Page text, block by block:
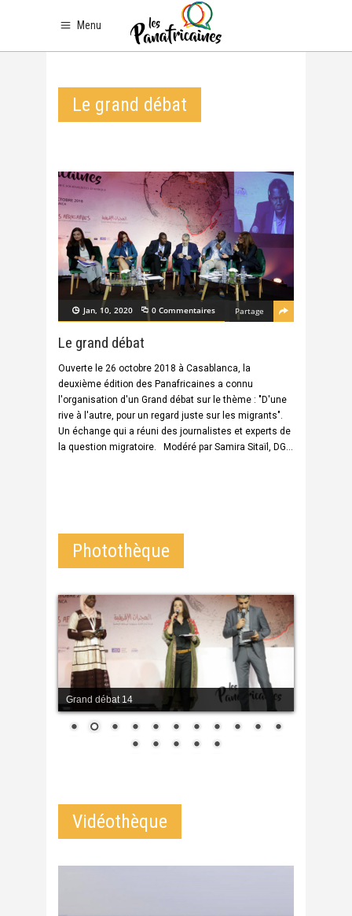
Menu
Le grand débat
Jan, 10, 2020 0 Commentaires Partage
Le grand débat
Ouverte le 26 octobre 2018 à Casablanca, la
deuxième édition des Panafricaines a connu
l'organisation d'un Grand débat sur le thème : "D'une
rive à l'autre, pour un regard juste sur les migrants".
Un échange qui a réuni des journalistes et experts de
la question migratoire. Modéré par Samira Sitaïl, DG
Photothèque
Grand débat 14
Vidéothèque